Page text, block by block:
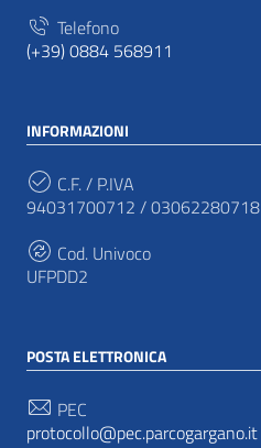
Telefono
(+39) 0884 568911
INFORMAZIONI
C.F. / P.IVA
94031700712 / 03062280718
Cod. Univoco
UFPDD2
POSTA ELETTRONICA
PEC
protocollo@pec.parcogargano.it